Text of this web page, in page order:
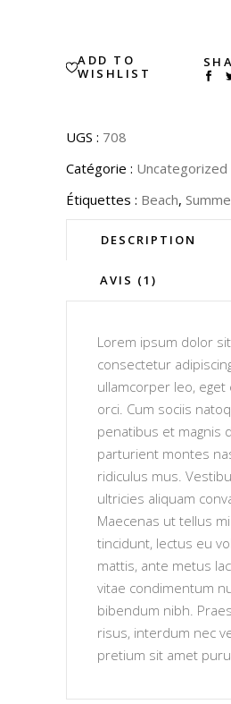
ADD TO
WISHLIST
UGS : 708
Catégorie : Uncategorized
Étiquettes : Beach,
DESCRIPTION
AVIS (1)
Lorem ipsum dolor
consectetur
ullamcorper leo, eget
orci. Cum sociis
penatibus et magnis
parturient montes
ridiculus mus.
ultricies aliquam
Maecenas ut tellus
tincidunt, lectus eu
mattis, ante metus
vitae condimentum
bibendum nibh.
risus, interdum nec
pretium sit amet